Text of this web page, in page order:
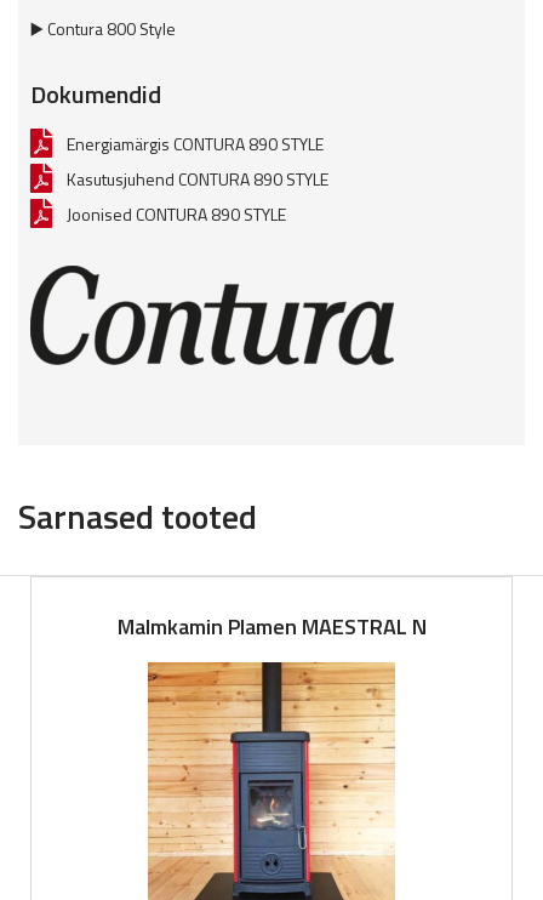
▶️ Contura 800 Style
Dokumendid
Energiamärgis CONTURA 890 STYLE
Kasutusjuhend CONTURA 890 STYLE
Joonised CONTURA 890 STYLE
Sarnased tooted
Malmkamin Plamen MAESTRAL N